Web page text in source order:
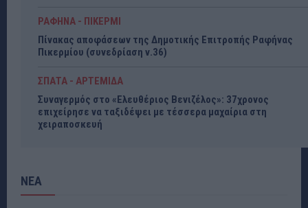
ΡΑΦΗΝΑ - ΠΙΚΕΡΜΙ
Πίνακας αποφάσεων της Δημοτικής Επιτροπής Ραφήνας
Πικερμίου (συνεδρίαση ν.36)
ΣΠΑΤΑ - ΑΡΤΕΜΙΔΑ
Συναγερμός στο «Ελευθέριος Βενιζέλος»: 37χρονος
επιχείρησε να ταξιδέψει με τέσσερα μαχαίρια στη
χειραποσκευή
ΝΕΑ